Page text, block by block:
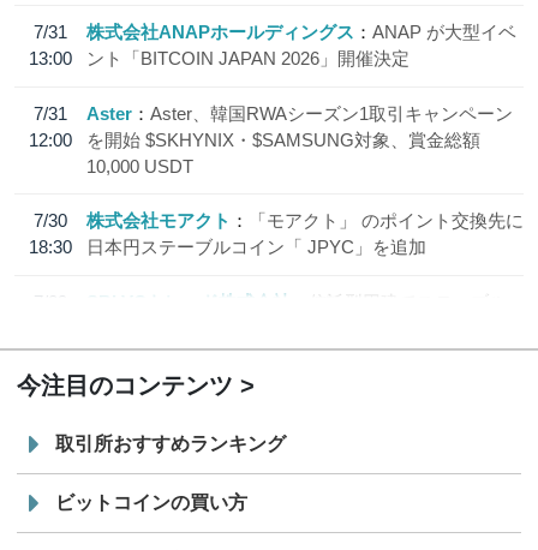
7/31
13:00
株式会社ANAPホールディングス
ANAP が大型イベ
ント「BITCOIN JAPAN 2026」開催決定
7/31
12:00
Aster
Aster、韓国RWAシーズン1取引キャンペーン
を開始 $SKHYNIX・$SAMSUNG対象、賞金総額
10,000 USDT
7/30
18:30
株式会社モアクト
「モアクト」 のポイント交換先に
日本円ステーブルコイン「 JPYC」を追加
7/29
SBI VCトレード株式会社
信託型円建てステーブル
今注目のコンテンツ
取引所おすすめランキング
ビットコインの買い方